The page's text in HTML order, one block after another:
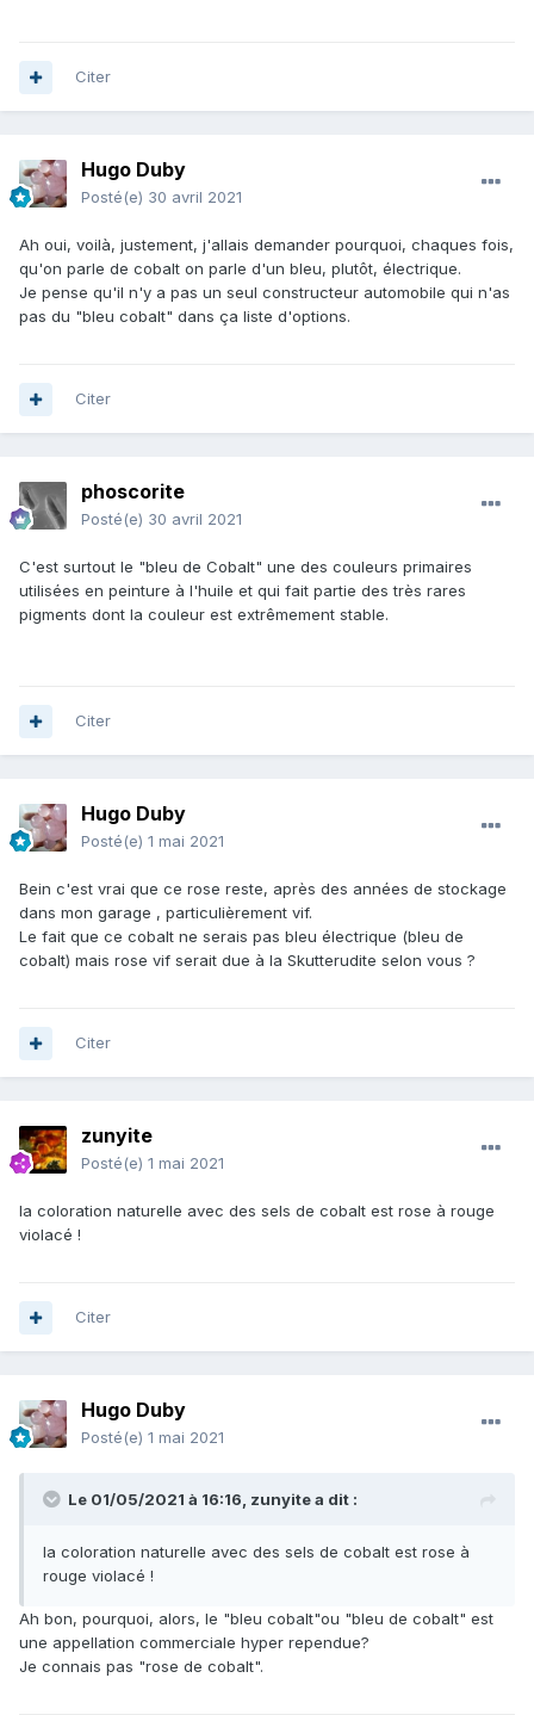
Citer
Hugo Duby
Posté(e) 30 avril 2021
Ah oui, voilà, justement, j'allais demander pourquoi, chaques fois,
qu'on parle de cobalt on parle d'un bleu, plutôt, électrique.
Je pense qu'il n'y a pas un seul constructeur automobile qui n'as
pas du "bleu cobalt" dans ça liste d'options.
Citer
phoscorite
Posté(e) 30 avril 2021
C'est surtout le "bleu de Cobalt" une des couleurs primaires
utilisées en peinture à l'huile et qui fait partie des très rares
pigments dont la couleur est extrêmement stable.
Citer
Hugo Duby
Posté(e) 1 mai 2021
Bein c'est vrai que ce rose reste, après des années de stockage
dans mon garage , particulièrement vif.
Le fait que ce cobalt ne serais pas bleu électrique (bleu de
cobalt) mais rose vif serait due à la Skutterudite selon vous ?
Citer
zunyite
Posté(e) 1 mai 2021
la coloration naturelle avec des sels de cobalt est rose à rouge
violacé !
Citer
Hugo Duby
Posté(e) 1 mai 2021
Le 01/05/2021 à 16:16, zunyitea dit :
la coloration naturelle avec des sels de cobalt est rose à
rouge violacé !
Ah bon, pourquoi, alors, le "bleu cobalt"ou "bleu de cobalt" est
une appellation commerciale hyper rependue?
Je connais pas "rose de cobalt".